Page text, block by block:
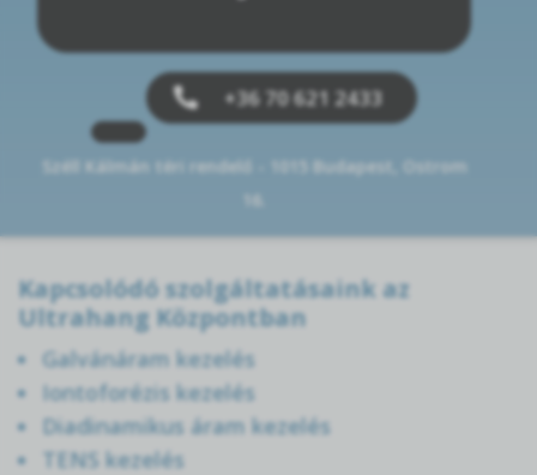
+36 70 621 2433
Széll Kálmán téri rendelő - 1015 Budapest, Ostrom
16.
Kapcsolódó szolgáltatásaink az
Ultrahang Központban
Galvánáram kezelés
Iontoforézis kezelés
Diadinamikus áram kezelés
TENS kezelés